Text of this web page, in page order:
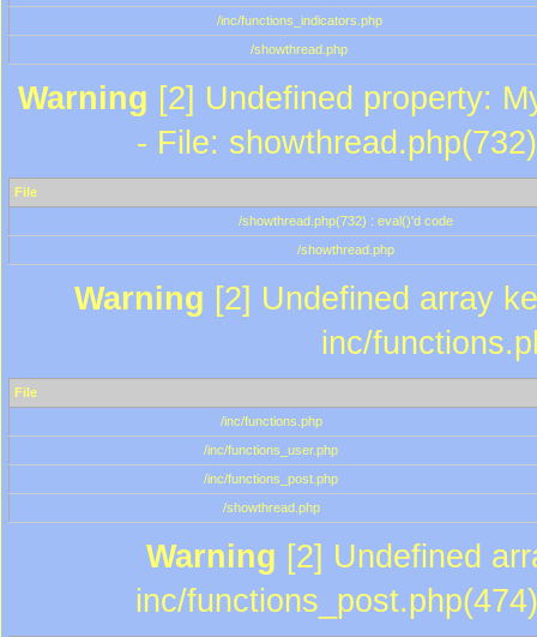
/inc/functions_indicators.php
/showthread.php
Warning [2] Undefined property:
- File:
File
/showthread.php(732) : eval()'d code
/showthread.php
Warning [2] Undefined array
inc/
File
/inc/functions.php
/inc/functions_user.php
/inc/functions_post.php
/showthread.php
Warning [2] Undefined
inc/